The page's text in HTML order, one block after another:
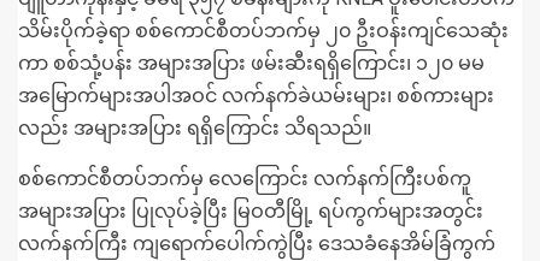
သိမ်းပိုက်ခဲ့ရာ စစ်ကောင်စီတပ်ဘက်မှ ၂၀ ဦးဝန်းကျင်သေဆုံး
ကာ စစ်သုံ့ပန်း အများအပြား ဖမ်းဆီးရရှိကြောင်း၊ ၁၂၀ မမ
အမြောက်များအပါအဝင် လက်နက်ခဲယမ်းများ၊ စစ်ကားများ
လည်း အများအပြား ရရှိကြောင်း သိရသည်။
စစ်ကောင်စီတပ်ဘက်မှ လေကြောင်း လက်နက်ကြီးပစ်ကူ
အများအပြား ပြုလုပ်ခဲ့ပြီး မြဝတီမြို့ ရပ်ကွက်များအတွင်း
လက်နက်ကြီး ကျရောက်ပေါက်ကွဲပြီး ဒေသခံနေအိမ်ခြံကွက်